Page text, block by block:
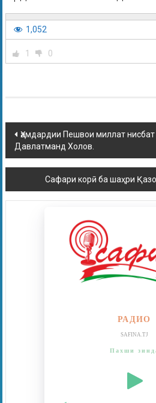
1,052
1 0
Ҳамдардии Пешвои миллат
Давлатманд Холов.
Сафари корӣ ба шаҳри
РАДИО
SAFINA.TJ
Пахши